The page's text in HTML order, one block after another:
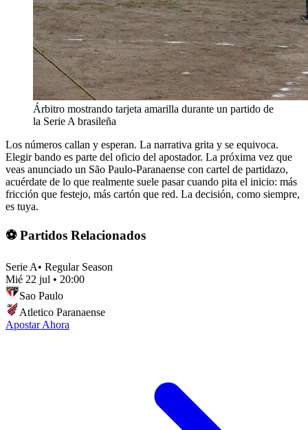
Árbitro mostrando tarjeta amarilla durante un partido de
la Serie A brasileña
Los números callan y esperan. La narrativa grita y se equivoca.
Elegir bando es parte del oficio del apostador. La próxima vez que
veas anunciado un São Paulo-Paranaense con cartel de partidazo,
acuérdate de lo que realmente suele pasar cuando pita el inicio: más
fricción que festejo, más cartón que red. La decisión, como siempre,
es tuya.
⚽ Partidos Relacionados
Serie A• Regular Season
Mié 22 jul • 20:00
Sao Paulo
Atletico Paranaense
Apostar Ahora